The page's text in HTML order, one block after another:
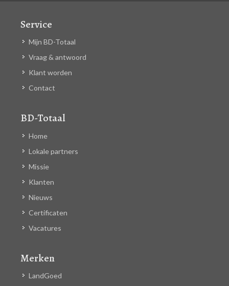
Service
Mijn BD-Totaal
Vraag & antwoord
Klant worden
Contact
BD-Totaal
Home
Lokale partners
Missie
Klanten
Nieuws
Certificaten
Vacatures
Merken
LandGoed